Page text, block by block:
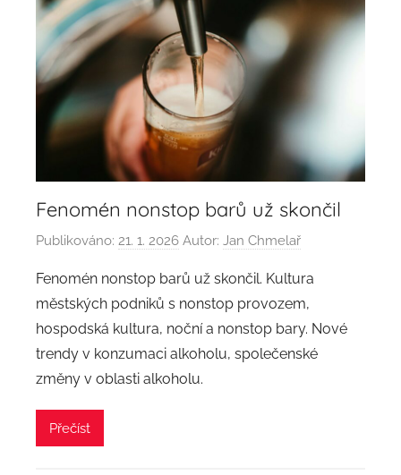
Fenomén nonstop barů už skončil
Publikováno: 21. 1. 2026 Autor: Jan Chmelař
Fenomén nonstop barů už skončil. Kultura
městských podniků s nonstop provozem,
hospodská kultura, noční a nonstop bary. Nové
trendy v konzumaci alkoholu, společenské
změny v oblasti alkoholu.
Přečíst